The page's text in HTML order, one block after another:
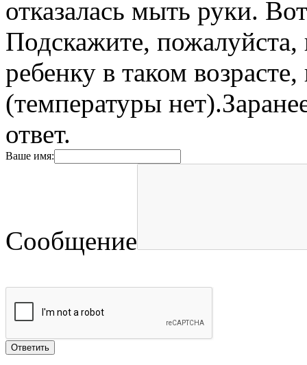
отказалась мыть руки.
Подскажите, пожалуйста,
ребенку в таком
(температуры
ответ.
Ваше имя:
Сообщение